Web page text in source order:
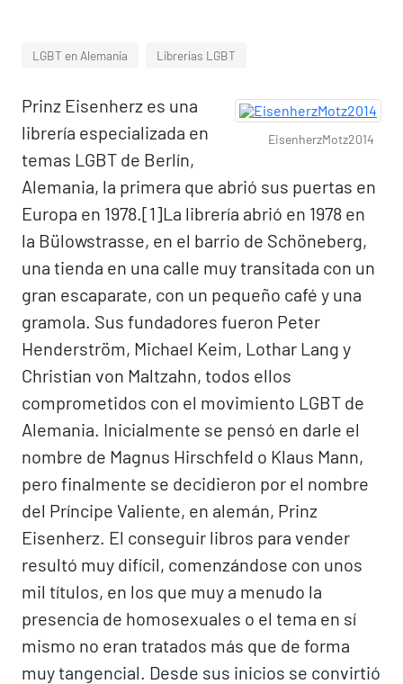
LGBT en Alemania Librerías LGBT
EisenherzMotz2014
Prinz Eisenherz es una
librería especializada en
temas LGBT de Berlín,
Alemania, la primera que abrió sus puertas en
Europa en 1978.[1]​ La librería abrió en 1978 en
la Bülowstrasse, en el barrio de Schöneberg,
una tienda en una calle muy transitada con un
gran escaparate, con un pequeño café y una
gramola. Sus fundadores fueron Peter
Henderström, Michael Keim, Lothar Lang y
Christian von Maltzahn, todos ellos
comprometidos con el movimiento LGBT de
Alemania. Inicialmente se pensó en darle el
nombre de Magnus Hirschfeld o Klaus Mann,
pero finalmente se decidieron por el nombre
del Príncipe Valiente, en alemán, Prinz
Eisenherz. El conseguir libros para vender
resultó muy difícil, comenzándose con unos
mil títulos, en los que muy a menudo la
presencia de homosexuales o el tema en sí
mismo no eran tratados más que de forma
muy tangencial. Desde sus inicios se convirtió